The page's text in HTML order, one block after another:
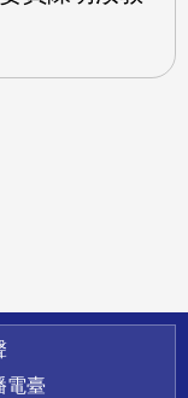
電臺